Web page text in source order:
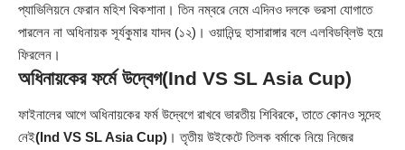
প্যাভিলিয়নে ফেরান মহিশ থিকশানা। তিন নম্বরে নেমে এদিনও দলকে ভরসা যোগাতে
পারলেন না অধিনায়ক সূর্যকুমার যাদব (১২)। ওয়ানিন্দু হাসারাঙ্গার বলে এলবিডব্লিউ হয়ে
ফিরলেন।
অধিনায়কের ফর্মে উদ্বেগ(Ind VS SL Asia Cup)
ফাইনালের আগে অধিনায়কের ফর্ম উদ্বেগে রাখবে ভারতীয় শিবিরকে, তাতে কোনও সন্দেহ
নেই(Ind VS SL Asia Cup) । তৃতীয় উইকেটে তিলক বর্মাকে নিয়ে নিজের